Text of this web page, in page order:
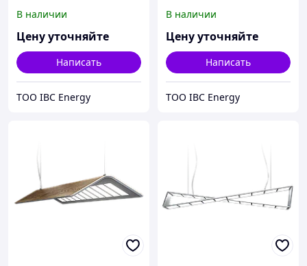
светодиодами
В наличии
Цену уточняйте
Написать
ТОО IBC Energy
светодиодами (OLED)
В наличии
Цену уточняйте
Написать
ТОО IBC Energy